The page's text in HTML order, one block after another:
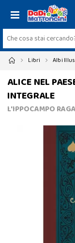
Libri Albi
ALICE NEL
INTEGRALE
L'IPPOCAMPO